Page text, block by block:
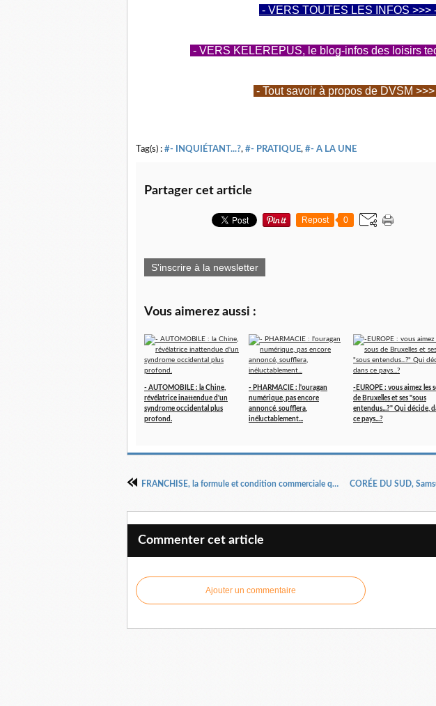
- VERS TOUTES LES INFOS >>>
- VERS KELEREPUS, le blog-infos des loisirs
- Tout savoir à propos de DVSM
Tag(s) : #- INQUIÉTANT...?, #- PRATIQUE, #- A LA UNE
Partager cet article
Repost 0
S'inscrire à la newsletter
Vous aimerez aussi :
- AUTOMOBILE : la Chine,
révélatrice inattendue d'un
syndrome occidental plus
profond.
- PHARMACIE : l'ouragan
numérique, pas encore
annoncé, soufflera,
inéluctablement...
-EUROPE : vous aimez les
de Bruxelles et ses "sous
entendus...?" Qui décide,
ce pays...?
FRANCHISE, la formule et condition commerciale qui, soudain, génère la peur des équipes...
Commenter cet article
Ajouter un commentaire